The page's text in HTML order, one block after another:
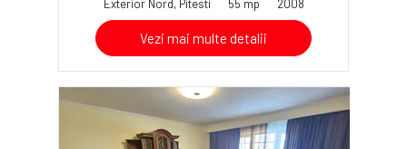
Exterior Nord, Pitesti
55 mp 2008
Vezi mai multe detalii